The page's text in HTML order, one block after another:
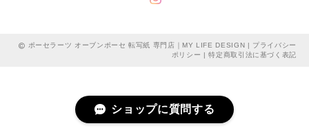
ポーセラーツ オーブンポーセ 転写紙 専門店｜MY LIFE DESIGN | プライバシー
ポリシー |特定商取引法に基づく表記
ショップに質問する